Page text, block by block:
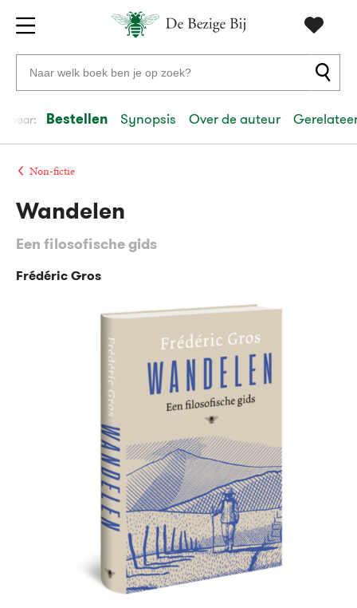
Gratis
verzending
vanaf
20
euro
Voor
23:59
volgendein
Veilig
Gratis
retourneren
Zoeken
naar
auteurs
en
uitgevers
naar: Bestellen Synopsis Over de auteur
Non-fictie
Wandelen
Een filosofische gids
Frédéric Gros